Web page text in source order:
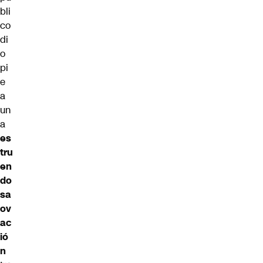
bli
co
di
o
pi
e
a
un
a
es
tru
en
do
sa
ov
ac
ió
n